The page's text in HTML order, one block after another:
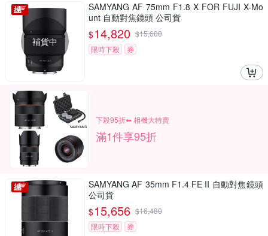
補貨中
SAMYANG AF 75mm F1.8 X FOR FUJI X-Mo
unt 自動對焦鏡頭 公司貨
$14,820 $15,600
限時下殺
券
下殺95折⬅︎ 相機大特賣
滿1件享95折
SAMYANG AF 35mm F1.4 FE II 自動對焦鏡頭
公司貨
$15,656 $16,480
限時下殺
券